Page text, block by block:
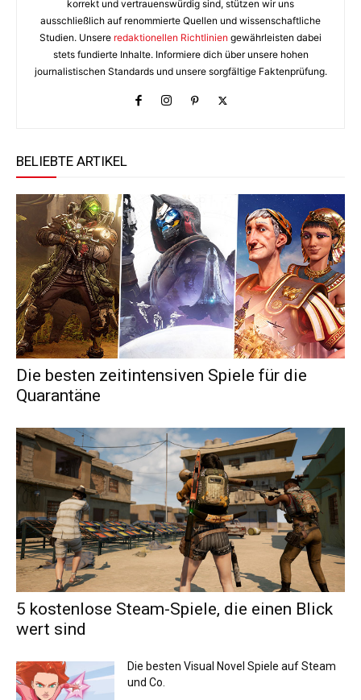
korrekt und vertrauenswürdig sind, stützen wir uns
ausschließlich auf renommierte Quellen und wissenschaftliche
Studien. Unsere redaktionellen Richtlinien gewährleisten dabei
stets fundierte Inhalte. Informiere dich über unsere hohen
journalistischen Standards und unsere sorgfältige Faktenprüfung.
BELIEBTE ARTIKEL
Die besten zeitintensiven Spiele für die
Quarantäne
5 kostenlose Steam-Spiele, die einen Blick
wert sind
Die besten Visual Novel Spiele auf Steam
und Co.